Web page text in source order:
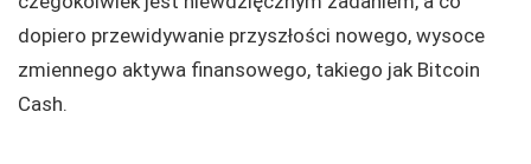
dopiero przewidywanie przyszłości nowego, wysoce
zmiennego aktywa finansowego, takiego jak Bitcoin
Cash.